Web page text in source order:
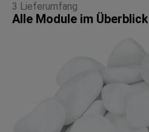
3 Lieferumfang
Alle Module im Überblick